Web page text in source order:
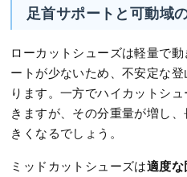
足首サポートと可動域
ローカットシューズは軽量で
ートが少ないため、不安定な
ります。一方でハイカットシ
きますが、その分重量が増し
きくなるでしょう。
ミッドカットシューズは適度な